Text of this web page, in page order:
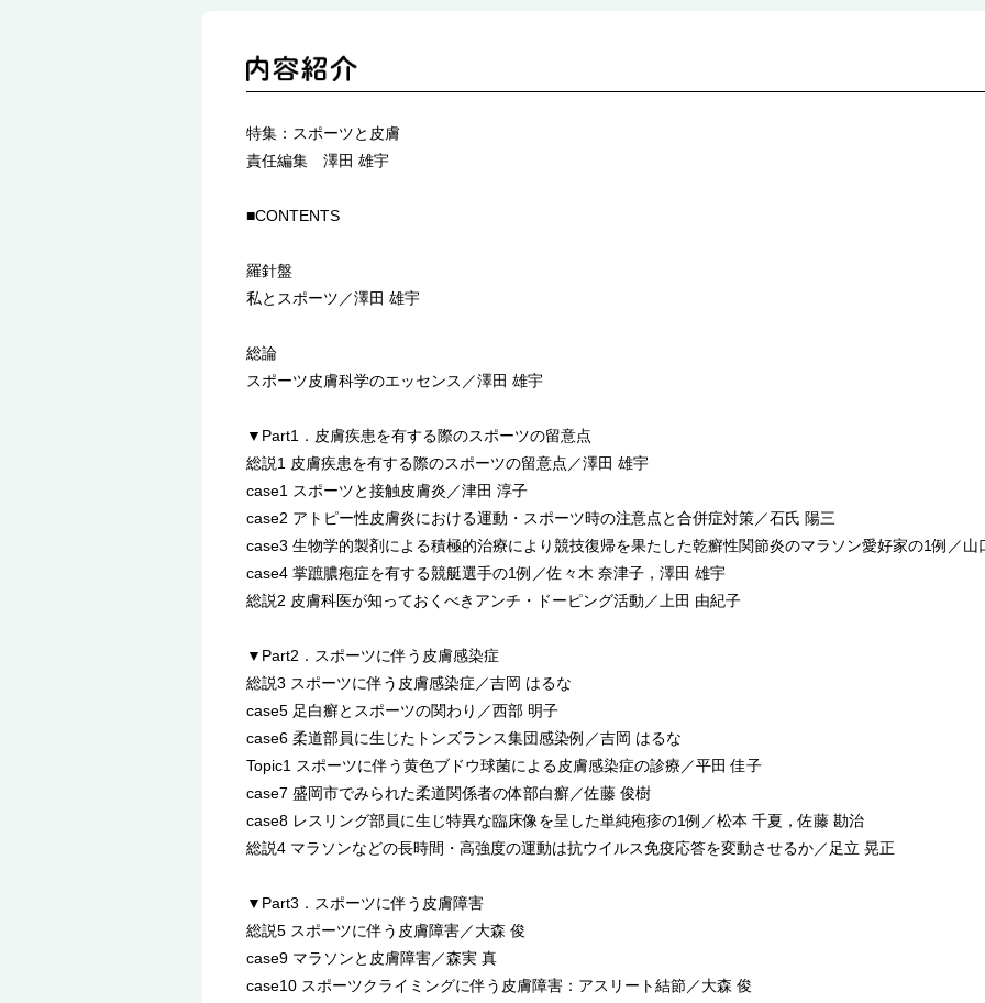
特集：スポーツと皮膚
責任編集 澤田 雄宇
■CONTENTS
羅針盤
私とスポーツ／澤田 雄宇
総論
スポーツ皮膚科学のエッセンス／澤田 雄宇
▼Part1．皮膚疾患を有する際のスポーツの留意点
総説1 皮膚疾患を有する際のスポーツの留意点／澤田 雄宇
case1 スポーツと接触皮膚炎／津田 淳子
case2 アトピー性皮膚炎における運動・スポーツ時の注意点と合併症対策／石氏 陽三
case3 生物学的製剤による積極的治療により競技復帰を果たした乾癬性関節炎のマラソン愛好家の1例／山
case4 掌蹠膿疱症を有する競艇選手の1例／佐々木 奈津子，澤田 雄宇
総説2 皮膚科医が知っておくべきアンチ・ドーピング活動／上田 由紀子
▼Part2．スポーツに伴う皮膚感染症
総説3 スポーツに伴う皮膚感染症／吉岡 はるな
case5 足白癬とスポーツの関わり／西部 明子
case6 柔道部員に生じたトンズランス集団感染例／吉岡 はるな
Topic1 スポーツに伴う黄色ブドウ球菌による皮膚感染症の診療／平田 佳子
case7 盛岡市でみられた柔道関係者の体部白癬／佐藤 俊樹
case8 レスリング部員に生じ特異な臨床像を呈した単純疱疹の1例／松本 千夏，佐藤 勘治
総説4 マラソンなどの長時間・高強度の運動は抗ウイルス免疫応答を変動させるか／足立 晃正
▼Part3．スポーツに伴う皮膚障害
総説5 スポーツに伴う皮膚障害／大森 俊
case9 マラソンと皮膚障害／森実 真
case10 スポーツクライミングに伴う皮膚障害：アスリート結節／大森 俊